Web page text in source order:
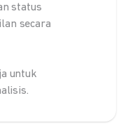
status
secara
untuk